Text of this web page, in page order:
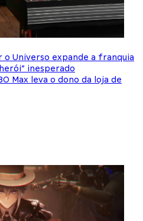
o Universo expande a franquia
inesperado
Max leva o dono da loja de